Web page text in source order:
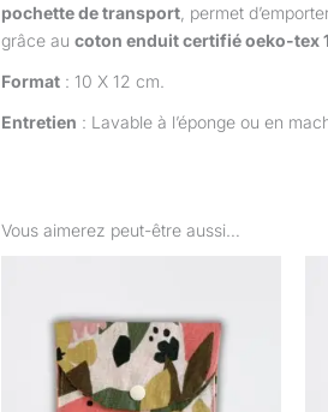
pochette de transport, permet
grâce au coton enduit certifié oeko-tex
Format: 10 X 12 cm.
Entretien : Lavable à l’éponge ou en
Vous aimerez peut-être aussi…